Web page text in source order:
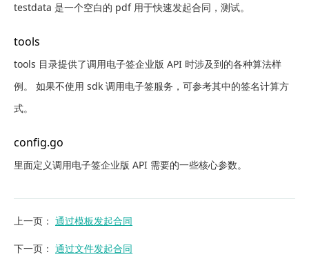
testdata 是一个空白的 pdf 用于快速发起合同，测试。
tools
tools 目录提供了调用电子签企业版 API 时涉及到的各种算法样
例。 如果不使用 sdk 调用电子签服务，可参考其中的签名计算方
式。
config.go
里面定义调用电子签企业版 API 需要的一些核心参数。
上一页 ： 通过模板发起合同
下一页 ： 通过文件发起合同